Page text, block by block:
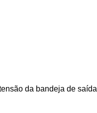
da bandeja de saída